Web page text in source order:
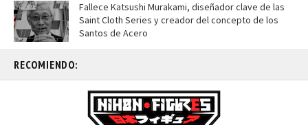
Fallece Katsushi Murakami, diseñador clave de las
Saint Cloth Series y creador del concepto de los
Santos de Acero
RECOMIENDO: